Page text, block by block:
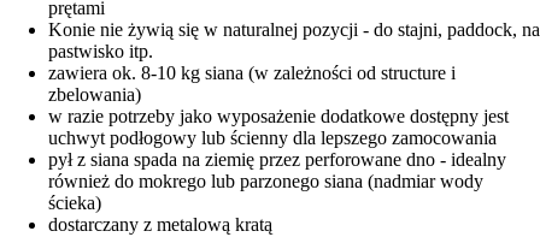
prętami
Konie nie żywią się w naturalnej pozycji - do stajni, paddock, na
pastwisko itp.
zawiera ok. 8-10 kg siana (w zależności od structure i
zbelowania)
w razie potrzeby jako wyposażenie dodatkowe dostępny jest
uchwyt podłogowy lub ścienny dla lepszego zamocowania
pył z siana spada na ziemię przez perforowane dno - idealny
również do mokrego lub parzonego siana (nadmiar wody
ścieka)
dostarczany z metalową kratą